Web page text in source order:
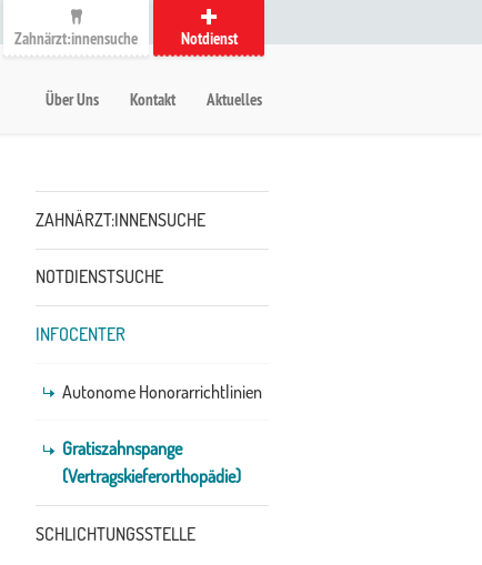
Zahnärzt:innensuche
Notdienst
Über Uns Kontakt Aktuelles
ZAHNÄRZT:INNENSUCHE
NOTDIENSTSUCHE
INFOCENTER
Autonome Honorarrichtlinien
Gratiszahnspange
(Vertragskieferorthopädie)
SCHLICHTUNGSSTELLE